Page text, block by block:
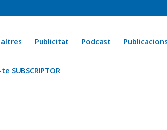
Publicitat Podcast Publicacions
SUBSCRIPTOR
Ara fa 25 anys